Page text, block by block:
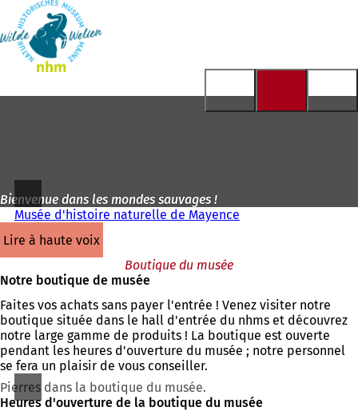
Accéder au contenu
page
d'accueil
Bienvenue dans les mondes sauvages !
Musée d'histoire naturelle de Mayence
lire à haute voix
Boutique du musée
Notre boutique de musée
Faites vos achats sans payer l'entrée ! Venez visiter notre
boutique située dans le hall d'entrée du nhms et découvrez
notre large gamme de produits ! La boutique est ouverte
pendant les heures d'ouverture du musée ; notre personnel
se fera un plaisir de vous conseiller.
Pierres dans la boutique du musée.
Heures d'ouverture de la boutique du musée